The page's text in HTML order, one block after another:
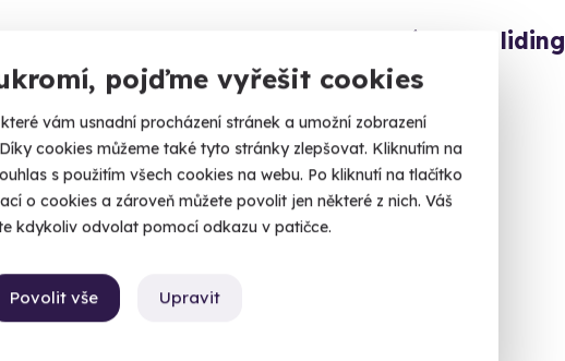
pojďme vyřešit cookies
vám usnadní procházení stránek a umožní zobrazení
cookies můžeme také tyto stránky zlepšovat. Kliknutím na
s použitím všech cookies na webu. Po kliknutí na tlačítko
o cookies a zároveň můžete povolit jen některé z nich. Váš
kdykoliv odvolat pomocí odkazu v patičce.
Upravit
Povolit vše
zážitek
Tandemový paragliding
Vyhlídkový let na křídle.
Krkonoše (Černý důl)
(+ 2 další lokality)
2 399 Kč